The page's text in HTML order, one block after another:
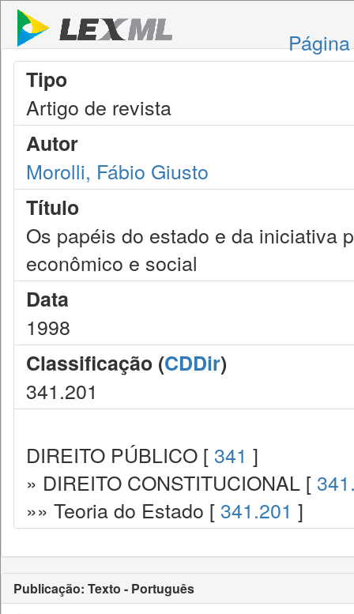
Tipo
Artigo de revista
Autor
Morolli, Fábio Giusto
Título
Os papéis do estado e da iniciativa
econômico e social
Data
1998
Classificação (CDDir)
341.201
DIREITO PÚBLICO [ 341 ]
» DIREITO CONSTITUCIONAL [
»» Teoria do Estado [ 341.201 ]
Publicação: Texto - Português